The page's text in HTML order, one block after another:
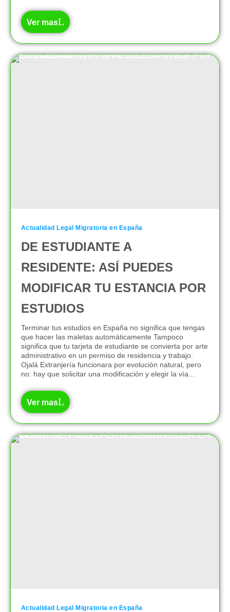
Ver mas
Actualidad Legal Migratoria en España
DE ESTUDIANTE A
RESIDENTE: ASÍ PUEDES
MODIFICAR TU ESTANCIA POR
ESTUDIOS
Terminar tus estudios en España no significa que tengas
que hacer las maletas automáticamente Tampoco
significa que tu tarjeta de estudiante se convierta por arte
administrativo en un permiso de residencia y trabajo.
Ojalá Extranjería funcionara por evolución natural, pero
no: hay que solicitar una modificación y elegir la vía...
Ver mas
Actualidad Legal Migratoria en España